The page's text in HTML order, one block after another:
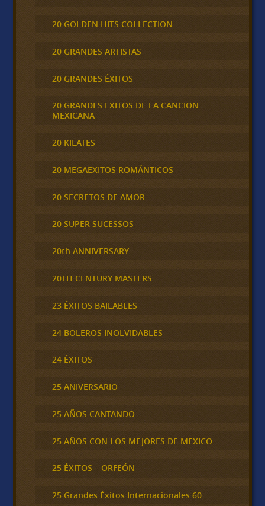
20 GOLDEN HITS COLLECTION
20 GRANDES ARTISTAS
20 GRANDES ÉXITOS
20 GRANDES EXITOS DE LA CANCION
MEXICANA
20 KILATES
20 MEGAEXITOS ROMÁNTICOS
20 SECRETOS DE AMOR
20 SUPER SUCESSOS
20th ANNIVERSARY
20TH CENTURY MASTERS
23 ÉXITOS BAILABLES
24 BOLEROS INOLVIDABLES
24 ÉXITOS
25 ANIVERSARIO
25 AÑOS CANTANDO
25 AÑOS CON LOS MEJORES DE MEXICO
25 ÉXITOS – ORFEÓN
25 Grandes Éxitos Internacionales 60